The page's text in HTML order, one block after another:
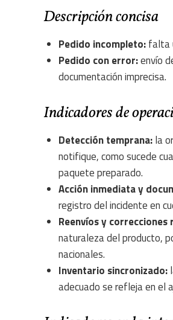
Descripción concisa
Pedido incompleto:falta
Pedido con error:envío
documentación imprecisa.
Indicadores de
Detección temprana:la
notifique, como sucede
paquete preparado.
Acción inmediata y
registro del incidente en
Reenvíos y correcciones
naturaleza del producto,
nacionales.
Inventario sincronizado:
adecuado se refleja en el